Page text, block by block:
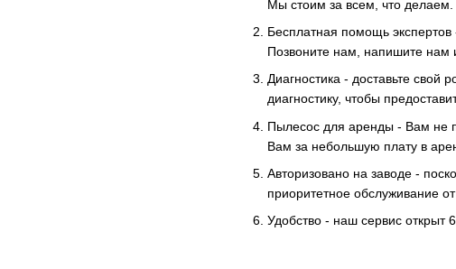
Мы стоим за всем, что делаем.
Бесплатная помощь
Позвоните нам, напишите
Диагностика - доставьте
диагностику, чтобы
Пылесос для аренды - Вам не
Вам за небольшую плату в
Авторизовано на заводе -
приоритетное обслуживание
Удобство - наш сервис открыт